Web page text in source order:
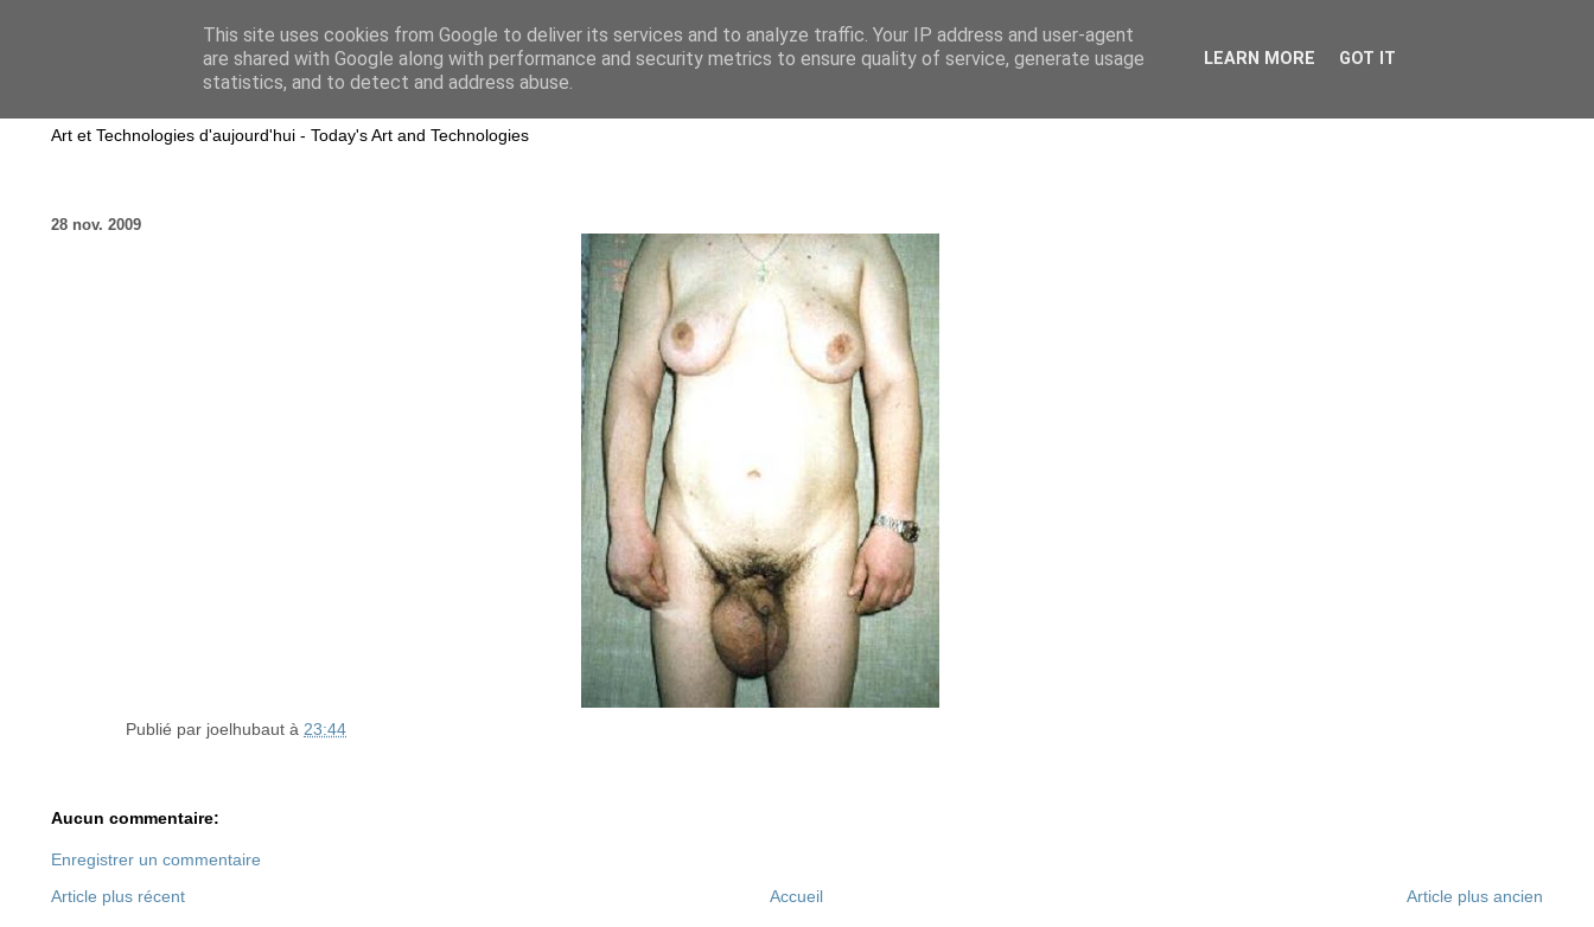
wwwART in VIVO
Art et Technologies d'aujourd'hui - Today's Art and Technologies
28 nov. 2009
Publié par joelhubaut à 23:44
Aucun commentaire:
Enregistrer un commentaire
Article plus récent
Article plus ancien
Accueil
This site uses cookies from Google to deliver its services and to analyze traffic. Your IP address and user-agent
are shared with Google along with performance and security metrics to ensure quality of service, generate usage
statistics, and to detect and address abuse.
LEARN MORE GOT IT